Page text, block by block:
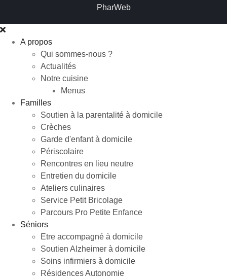
PharWeb
A propos
Qui sommes-nous ?
Actualités
Notre cuisine
Menus
Familles
Soutien à la parentalité à domicile
Crèches
Garde d'enfant à domicile
Périscolaire
Rencontres en lieu neutre
Entretien du domicile
Ateliers culinaires
Service Petit Bricolage
Parcours Pro Petite Enfance
Séniors
Etre accompagné à domicile
Soutien Alzheimer à domicile
Soins infirmiers à domicile
Résidences Autonomie